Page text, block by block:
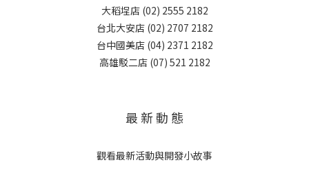
大稻埕店 (02) 2555 2182
台北大安店 (02) 2707 2182
台中國美店 (04) 2371 2182
高雄駁二店 (07) 521 2182
最 新 動 態
觀看最新活動與開發小故事